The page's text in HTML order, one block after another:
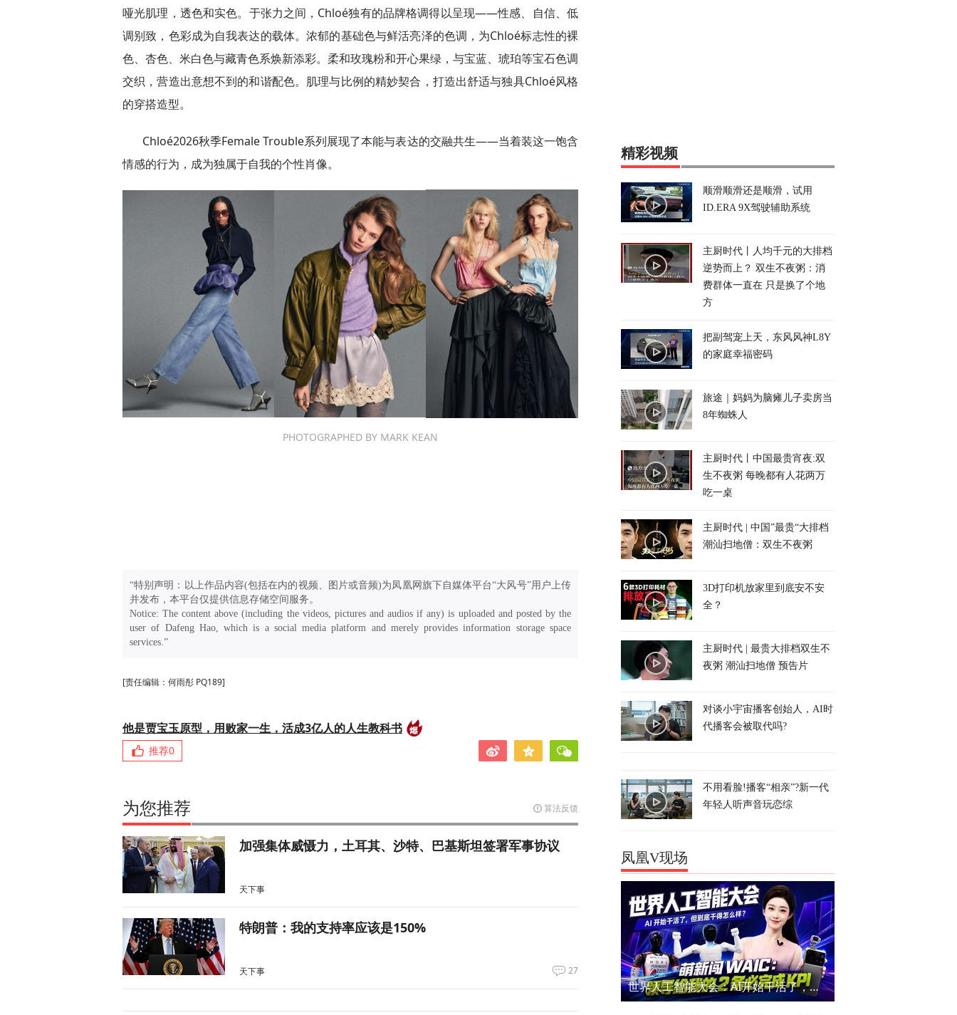
哑光肌理，透色和实色。于张力之间，Chloé独有的品牌格调得以呈现——性感、自信、低
调别致，色彩成为自我表达的载体。浓郁的基础色与鲜活亮泽的色调，为Chloé标志性的裸
色、杏色、米白色与藏青色系焕新添彩。柔和玫瑰粉和开心果绿，与宝蓝、琥珀等宝石色调
交织，营造出意想不到的和谐配色。肌理与比例的精妙契合，打造出舒适与独具Chloé风格
的穿搭造型。
Chloé2026秋季Female Trouble系列展现了本能与表达的交融共生——当着装这一饱含
情感的行为，成为独属于自我的个性肖像。
PHOTOGRAPHED BY MARK KEAN
“特别声明：以上作品内容(包括在内的视频、图片或音频)为凤凰网旗下自媒体平台“大风号”用户上传
并发布，本平台仅提供信息存储空间服务。
Notice: The content above (including the videos, pictures and audios if any) is uploaded and posted by the
user of Dafeng Hao, which is a social media platform and merely provides information storage space
services.”
[责任编辑：何雨彤 PQ189]
他是贾宝玉原型，用败家一生，活成3亿人的人生教科书
推荐0
为您推荐 算法反馈
加强集体威慑力，土耳其、沙特、巴基斯坦签署军事协议
天下事
特朗普：我的支持率应该是150%
天下事 27
精彩视频
顺滑顺滑还是顺滑，试用
ID.ERA 9X驾驶辅助系统
主厨时代丨人均千元的大排档
逆势而上？ 双生不夜粥：消
费群体一直在 只是换了个地
方
把副驾宠上天，东风风神L8Y
的家庭幸福密码
旅途｜妈妈为脑瘫儿子卖房当
8年蜘蛛人
主厨时代丨中国最贵宵夜:双
生不夜粥 每晚都有人花两万
吃一桌
主厨时代 | 中国”最贵“大排档
潮汕扫地僧：双生不夜粥
3D打印机放家里到底安不安
全？
主厨时代 | 最贵大排档双生不
夜粥 潮汕扫地僧 预告片
对谈小宇宙播客创始人，AI时
代播客会被取代吗?
不用看脸!播客“相亲”?新一代
年轻人听声音玩恋综
凤凰V现场
世界人工智能大会：AI开始干活了，但到底干的怎么样？萌新闯WAIC